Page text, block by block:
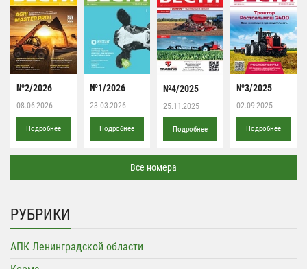
№2/2026
08.06.2026
Подробнее
№1/2026
23.03.2026
Подробнее
№4/2025
25.11.2025
Подробнее
№3/2025
02.09.2025
Подробнее
Все номера
РУБРИКИ
АПК Ленинградской области